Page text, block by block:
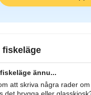
fiskeläge
ännu...
att skriva några rader
det brygga eller